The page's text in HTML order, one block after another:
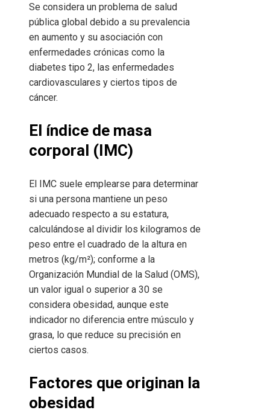
Se considera un problema de salud
pública global debido a su prevalencia
en aumento y su asociación con
enfermedades crónicas como la
diabetes tipo 2, las enfermedades
cardiovasculares y ciertos tipos de
cáncer.
El índice de masa
corporal (IMC)
El IMC suele emplearse para determinar
si una persona mantiene un peso
adecuado respecto a su estatura,
calculándose al dividir los kilogramos de
peso entre el cuadrado de la altura en
metros (kg/m²); conforme a la
Organización Mundial de la Salud (OMS),
un valor igual o superior a 30 se
considera obesidad, aunque este
indicador no diferencia entre músculo y
grasa, lo que reduce su precisión en
ciertos casos.
Factores que originan la
obesidad